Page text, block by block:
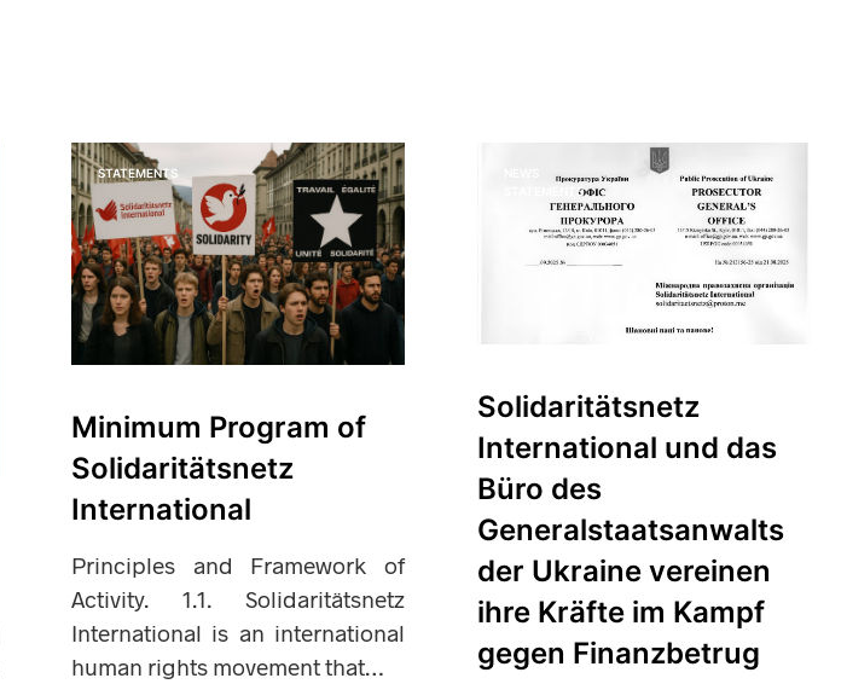
STATEMENTS
Minimum Program of
Solidaritätsnetz
International
Principles and Framework of
Activity. 1.1. Solidaritätsnetz
International is an international
human rights movement that…
STATEMENTS
Solidaritätsnetz
International und das
Büro des
Generalstaatsanwalts
der Ukraine vereinen
ihre Kräfte im Kampf
gegen Finanzbetrug